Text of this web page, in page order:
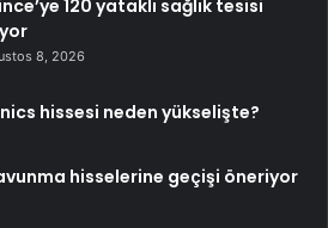
120 yataklı sağlık tesisi
8, 2026
hissesi neden yükselişte?
hisselerine geçişi öneriyor